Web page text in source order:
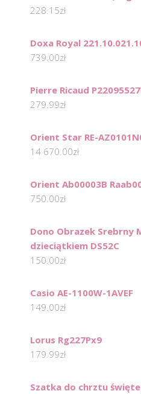
228.15zł
Doxa Royal
739.00zł
Pierre Ricaud
279.99zł
Orient Star RE-
14 670.00zł
Orient Ab00003B
750.00zł
Dono Obrazek Srebrny
dzieciątkiem DS52C
150.00zł
Casio AE-1100W-1AVEF
149.00zł
Lorus Rg227Px9
179.99zł
Szatka do chrztu